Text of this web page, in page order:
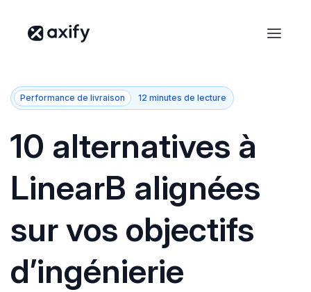
Performance de livraison 12 minutes de lecture
10 alternatives à
LinearB alignées
sur vos objectifs
d’ingénierie